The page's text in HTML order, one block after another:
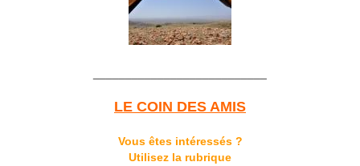
LE COIN DES AMIS
Vous êtes intéressés ?
Utilisez la rubrique